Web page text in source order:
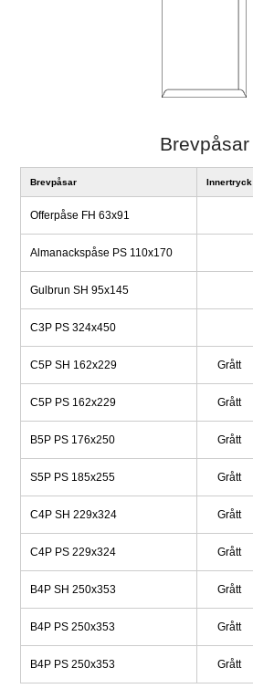
Brevpåsar
Brevpåsar Innertryck
Offerpåse FH 63x91
Almanackspåse PS 110x170
Gulbrun SH 95x145
C3P PS 324x450
C5P SH 162x229 Grått
C5P PS 162x229 Grått
B5P PS 176x250 Grått
S5P PS 185x255 Grått
C4P SH 229x324 Grått
C4P PS 229x324 Grått
B4P SH 250x353 Grått
B4P PS 250x353 Grått
B4P PS 250x353 Grått